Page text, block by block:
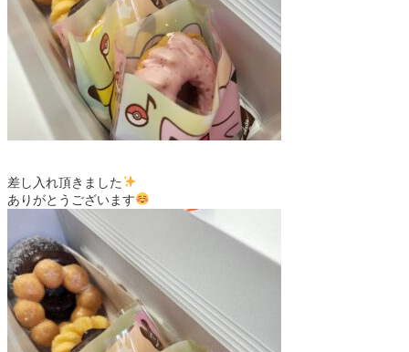
差し入れ頂きました
ありがとうございます